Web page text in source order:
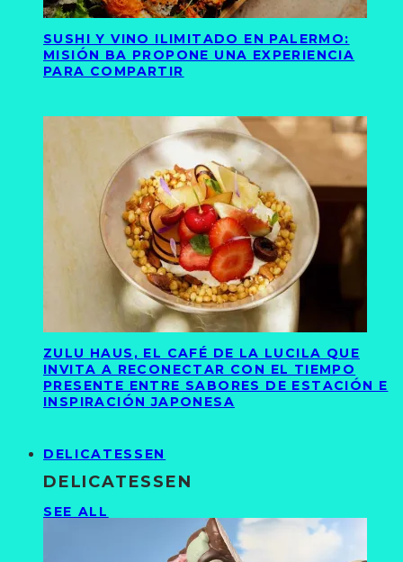
SUSHI Y VINO ILIMITADO EN PALERMO:
MISIÓN BA PROPONE UNA EXPERIENCIA
PARA COMPARTIR
ZULU HAUS, EL CAFÉ DE LA LUCILA QUE
INVITA A RECONECTAR CON EL TIEMPO
PRESENTE ENTRE SABORES DE ESTACIÓN E
INSPIRACIÓN JAPONESA
DELICATESSEN
DELICATESSEN
SEE ALL